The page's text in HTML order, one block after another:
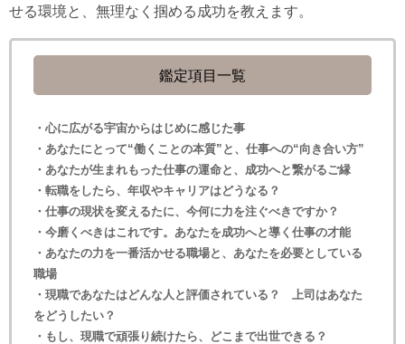
せる環境と、無理なく掴める成功を教えます。
鑑定項目一覧
・心に広がる宇宙からはじめに感じた事
・あなたにとって“働くことの本質”と、仕事への“向き合い方”
・あなたが生まれもった仕事の運命と、成功へと繋がるご縁
・転職をしたら、年収やキャリアはどうなる？
・仕事の現状を変えるたに、今何に力を注ぐべきですか？
・今磨くべきはこれです。あなたを成功へと導く仕事の才能
・あなたの力を一番活かせる職場と、あなたを必要としている
職場
・現職であなたはどんな人と評価されている？ 上司はあなた
をどうしたい？
・もし、現職で頑張り続けたら、どこまで出世できる？